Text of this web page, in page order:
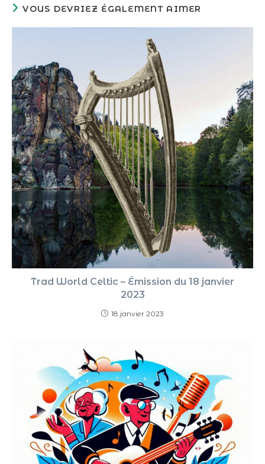
VOUS DEVRIEZ ÉGALEMENT AIMER
Trad World Celtic – Émission du 18 janvier
2023
18 janvier 2023